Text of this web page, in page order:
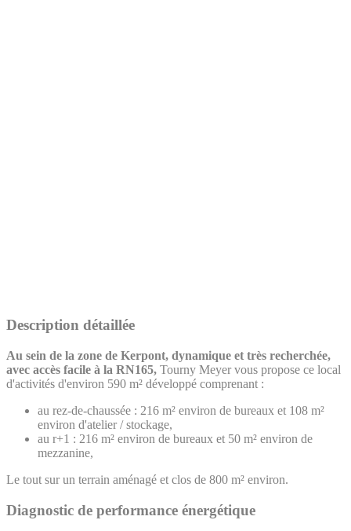
Description détaillée
Au sein de la zone de Kerpont, dynamique et très recherchée,
avec accès facile à la RN165, Tourny Meyer vous propose ce local
d'activités d'environ 590 m² développé comprenant :
au rez-de-chaussée : 216 m² environ de bureaux et 108 m²
environ d'atelier / stockage,
au r+1 : 216 m² environ de bureaux et 50 m² environ de
mezzanine,
Le tout sur un terrain aménagé et clos de 800 m² environ.
Diagnostic de performance énergétique